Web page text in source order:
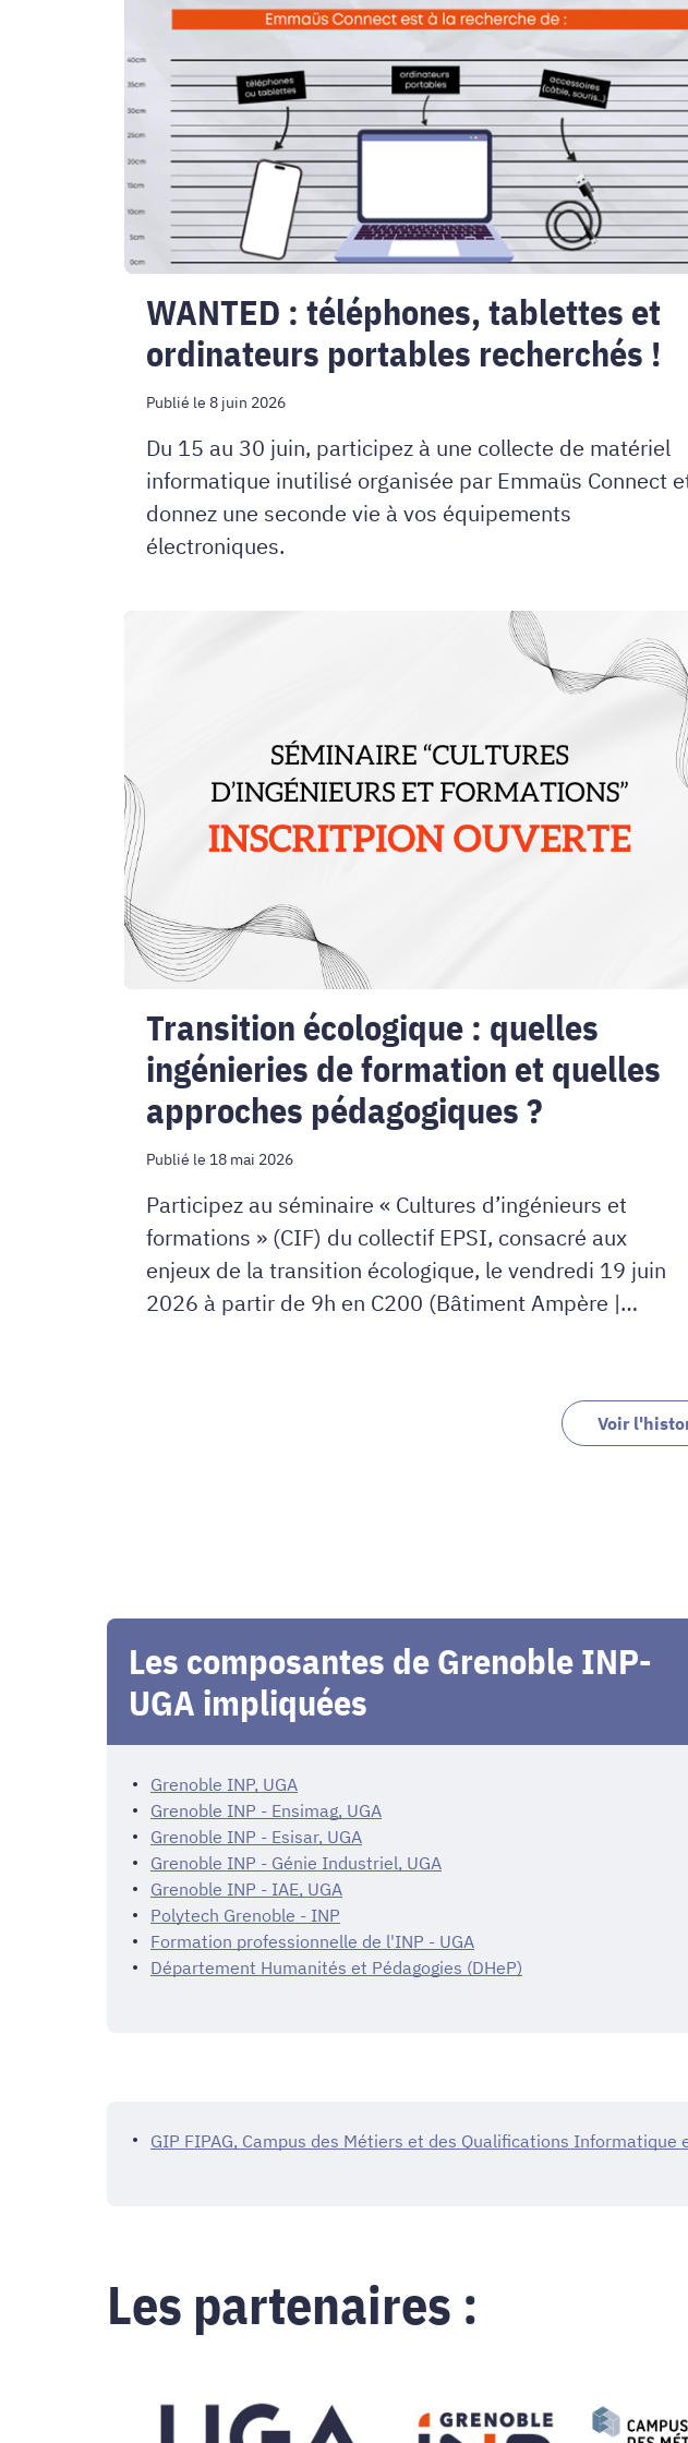
tablettes
et
ordinateurs
portables
recherchés
!
WANTED : téléphones, tablettes et
ordinateurs portables recherchés !
Publié le 8 juin 2026
Du 15 au 30 juin, participez à une collecte de matériel
informatique inutilisé organisée par Emmaüs Connect
donnez une seconde vie à vos équipements
électroniques.
ingénieries
de
formation
et
quelles
approches
pédagogiques
Transition écologique : quelles
ingénieries de formation et quelles
approches pédagogiques ?
Publié le 18 mai 2026
Participez au séminaire « Cultures d’ingénieurs et
formations » (CIF) du collectif EPSI, consacré aux
enjeux de la transition écologique, le vendredi 19 juin
2026 à partir de 9h en C200 (Bâtiment Ampère |
Voir
Les composantes de Grenoble INP-
UGA impliquées
Grenoble INP, UGA
Grenoble INP - Ensimag, UGA
Grenoble INP - Esisar, UGA
Grenoble INP - Génie Industriel, UGA
Grenoble INP - IAE, UGA
Polytech Grenoble - INP
Formation professionnelle de l'INP - UGA
Département Humanités et Pédagogies (DHeP)
GIP FIPAG, Campus des Métiers et des Qualifications Informatique
Les partenaires :